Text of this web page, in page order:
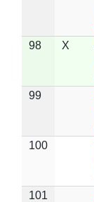
98 X
99
100
101